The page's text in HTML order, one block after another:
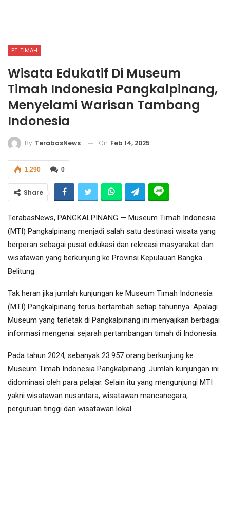
PT. TIMAH
Wisata Edukatif Di Museum
Timah Indonesia Pangkalpinang,
Menyelami Warisan Tambang
Indonesia
By TerabasNews On Feb 14, 2025
0
1,290
Share
TerabasNews, PANGKALPINANG — Museum Timah Indonesia
(MTI) Pangkalpinang menjadi salah satu destinasi wisata yang
berperan sebagai pusat edukasi dan rekreasi masyarakat dan
wisatawan yang berkunjung ke Provinsi Kepulauan Bangka
Belitung.
Tak heran jika jumlah kunjungan ke Museum Timah Indonesia
(MTI) Pangkalpinang terus bertambah setiap tahunnya. Apalagi
Museum yang terletak di Pangkalpinang ini menyajikan berbagai
informasi mengenai sejarah pertambangan timah di Indonesia.
Pada tahun 2024, sebanyak 23.957 orang berkunjung ke
Museum Timah Indonesia Pangkalpinang. Jumlah kunjungan ini
didominasi oleh para pelajar. Selain itu yang mengunjungi MTI
yakni wisatawan nusantara, wisatawan mancanegara,
perguruan tinggi dan wisatawan lokal.